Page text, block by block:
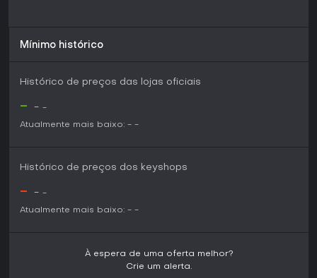
Mínimo histórico
Histórico de preços das lojas oficiais
- - -
Atualmente mais baixo: - -
Histórico de preços dos keyshops
- - -
Atualmente mais baixo: - -
À espera de uma oferta melhor?
Crie um alerta.